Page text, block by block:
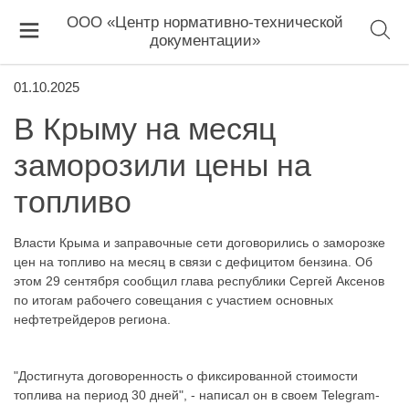
ООО «Центр нормативно-технической
документации»
01.10.2025
В Крыму на месяц
заморозили цены на
топливо
Власти Крыма и заправочные сети договорились о заморозке
цен на топливо на месяц в связи с дефицитом бензина. Об
этом 29 сентября сообщил глава республики Сергей Аксенов
по итогам рабочего совещания с участием основных
нефтетрейдеров региона.
"Достигнута договоренность о фиксированной стоимости
топлива на период 30 дней", - написал он в своем Telegram-